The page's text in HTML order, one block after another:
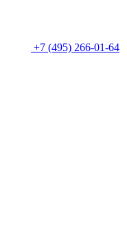
+7 (495) 266-01-64